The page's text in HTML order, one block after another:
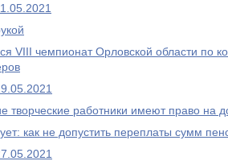
VIII чемпионат Орловской области по
творческие работники имеют право на
как не допустить переплаты сумм